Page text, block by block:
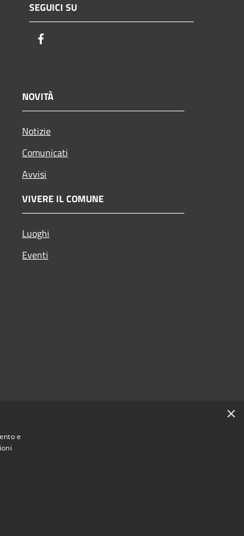
SEGUICI SU
NOVITÀ
Notizie
Comunicati
Avvisi
VIVERE IL COMUNE
Luoghi
Eventi
• Powered by
×
e